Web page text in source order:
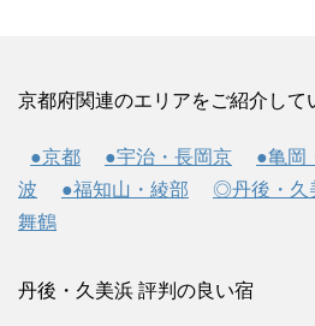
京都府関連のエリアをご紹介して
●京都 ●宇治・長岡京
●亀岡
波
●福知山・綾部 ◎丹後・久
舞鶴
丹後・久美浜 評判の良い宿